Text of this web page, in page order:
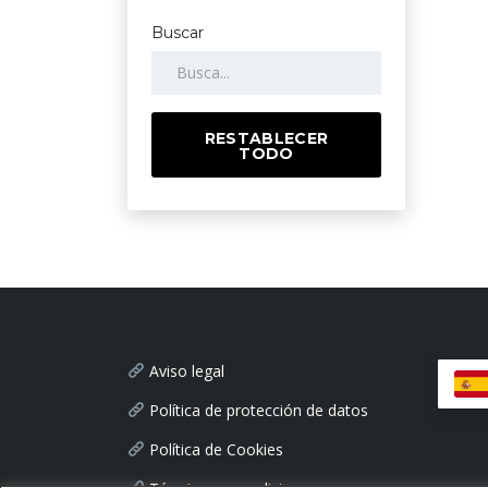
Buscar
RESTABLECER
TODO
Aviso legal
Política de protección de datos
Política de Cookies